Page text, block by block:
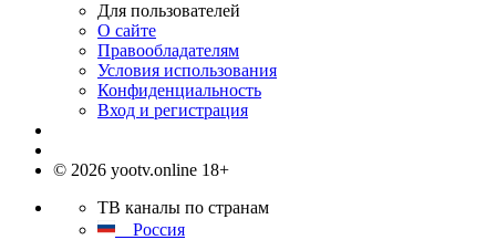
Для пользователей
О сайте
Правообладателям
Условия использования
Конфиденциальность
Вход и регистрация
© 2026 yootv.online 18+
ТВ каналы по странам
Россия